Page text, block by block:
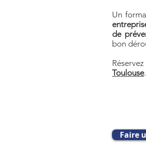
Un
de
bon
Toulouse.
Faire